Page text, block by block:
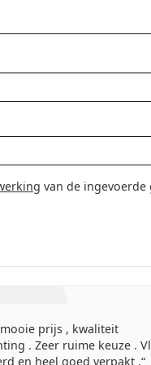
Silicone Hydrogel
van de ingevoerde
prijs , kwaliteit
. Zeer ruime keuze .
en heel goed verpakt .